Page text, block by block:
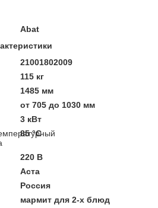
Abat
21001802009
115 кг
1485 мм
от 705 до 1030 мм
3 кВт
85 °C
220 В
Аста
Россия
мармит для 2-х блюд